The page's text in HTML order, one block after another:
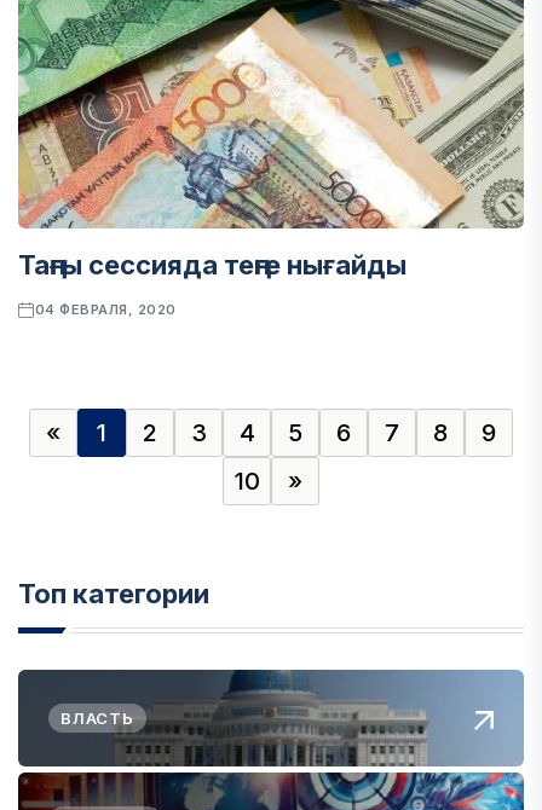
Таңғы сессияда теңге нығайды
04 ФЕВРАЛЯ, 2020
« 1 2 3 4 5 6 7 8
9
10
»
Топ категории
ВЛАСТЬ